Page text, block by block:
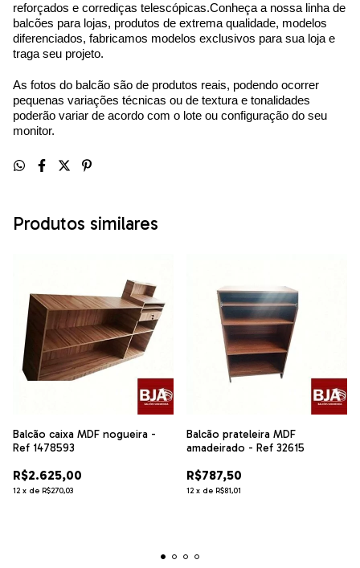
reforçados e corrediças telescópicas.Conheça a nossa linha de
balcões para lojas, produtos de extrema qualidade, modelos
diferenciados, fabricamos modelos exclusivos para sua loja e
traga seu projeto.
As fotos do balcão são de produtos reais, podendo ocorrer
pequenas variações técnicas ou de textura e tonalidades
poderão variar de acordo com o lote ou configuração do seu
monitor.
Produtos similares
Balcão caixa MDF nogueira -
Ref 1478593
R$2.625,00
12 x de R$270,03
Balcão prateleira MDF
amadeirado - Ref 32615
R$787,50
12 x de R$81,01